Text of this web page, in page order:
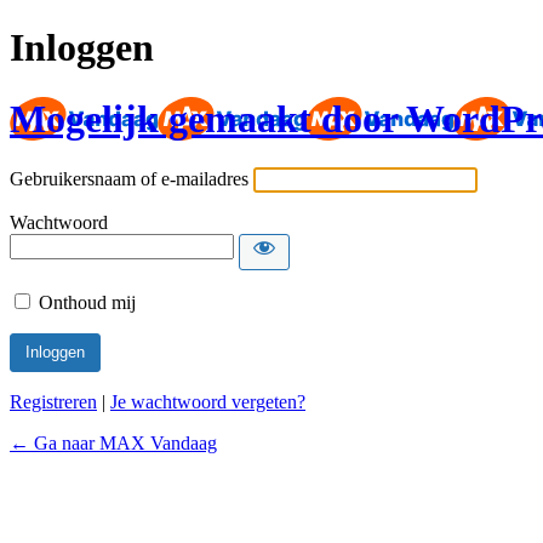
Inloggen
Mogelijk gemaakt door
Gebruikersnaam of e-mailadres
Wachtwoord
Onthoud mij
Registreren | Je wachtwoord vergeten?
← Ga naar MAX Vandaag